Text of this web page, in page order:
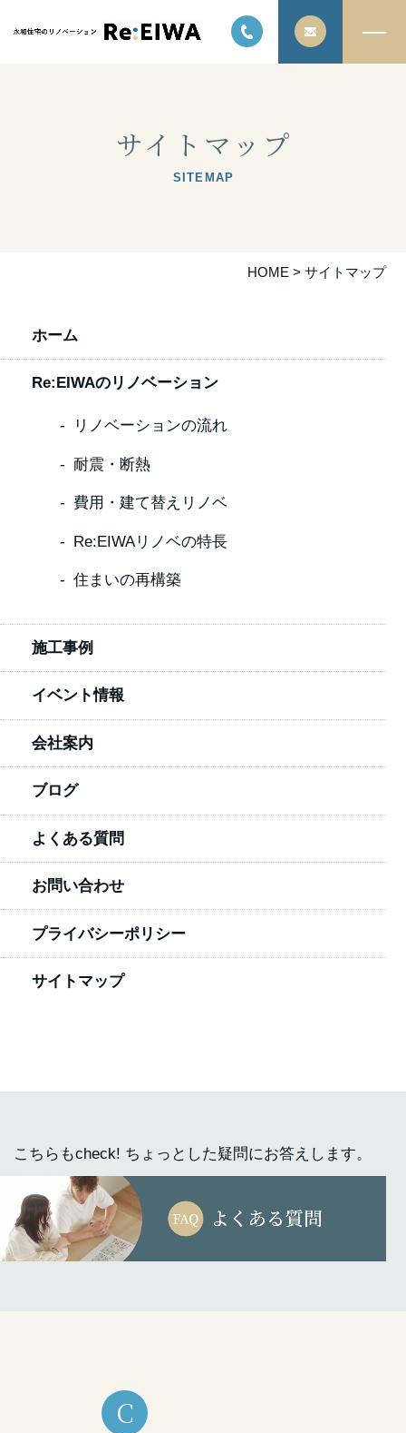
サイトマップ
SITEMAP
HOME > サイトマップ
ホーム
Re:EIWAのリノベーション
リノベーションの流れ
耐震・断熱
費用・建て替えリノベ
Re:EIWAリノベの特長
住まいの再構築
施工事例
イベント情報
会社案内
ブログ
よくある質問
お問い合わせ
プライバシーポリシー
サイトマップ
こちらもcheck! ちょっとした疑問にお答えします。
C